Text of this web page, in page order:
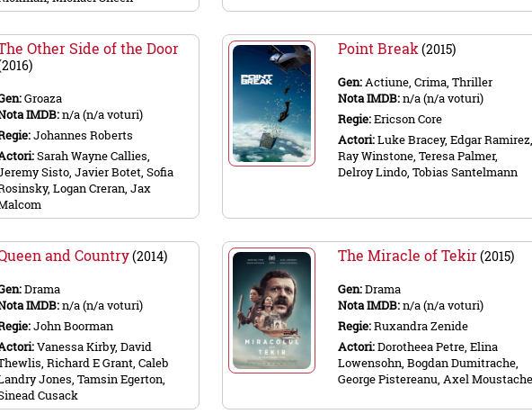
Other Side of the Door
Groaza
IMDB:n/a (n/a voturi)
Johannes Roberts
Sarah Wayne Callies,
Sisto, Javier Botet, Sofia
Logan Creran, Jax
Point Break(2015)
Gen:Actiune, Crima, Thriller
Nota IMDB:n/a (n/a voturi)
Regie:Ericson Core
Actori:Luke Bracey, Edgar Ramirez,
Ray Winstone, Teresa Palmer,
Delroy Lindo, Tobias Santelmann
and Country(2014)
Drama
IMDB:n/a (n/a voturi)
John Boorman
Vanessa Kirby, David
Richard E Grant, Caleb
Jones, Tamsin Egerton,
Cusack
The Miracle of Tekir(2015)
Gen:Drama
Nota IMDB:n/a (n/a voturi)
Regie:Ruxandra Zenide
Actori:Dorotheea Petre, Elina
Lowensohn, Bogdan Dumitrache,
George Pistereanu, Axel Moustache